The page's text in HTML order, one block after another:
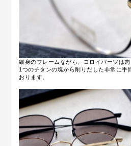
細身のフレームながら、ヨロイパーツは肉
1つのチタンの塊から削りだした非常に手
おります。